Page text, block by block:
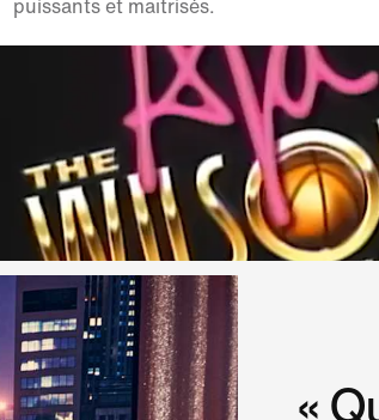
puissants et maîtrisés.
«